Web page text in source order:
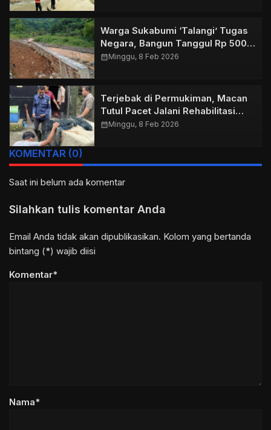
Warga Sukabumi ‘Talangi’ Tugas
Negara, Bangun Tanggul Rp 500
Juta Demi Selamatkan Rumah dari
calendar_monthMinggu, 8 Feb 2026
Terjebak di Permukiman, Macan
Tutul Pacet Jalani Rehabilitasi
Intensif
calendar_monthMinggu, 8 Feb 2026
KOMENTAR (0)
Saat ini belum ada komentar
Silahkan tulis komentar Anda
Email Anda tidak akan dipublikasikan. Kolom yang bertanda
bintang (*) wajib diisi
Komentar*
Nama*